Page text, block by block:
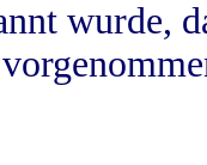
wurde,